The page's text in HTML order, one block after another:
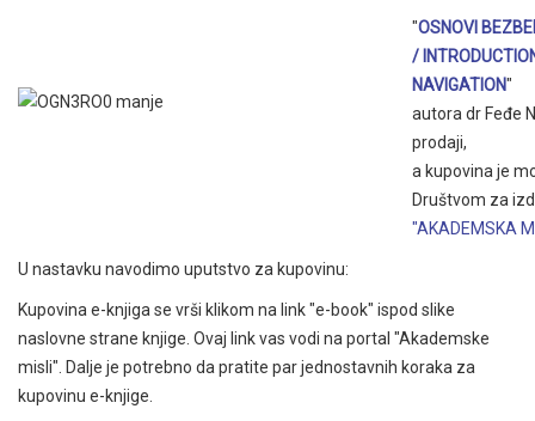
"OSNOVI
/
NAVIGATION"
autora dr Feđe
prodaji,
a kupovina je
Društvom za
"AKADEMSKA
U nastavku navodimo uputstvo za kupovinu:
Kupovina e-knjiga se vrši klikom na link "e-book" ispod slike
naslovne strane knjige. Ovaj link vas vodi na portal "Akademske
misli". Dalje je potrebno da pratite par jednostavnih koraka za
kupovinu e-knjige.